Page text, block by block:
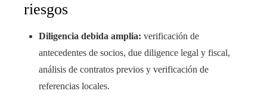
riesgos
Diligencia debida amplia: verificación de
antecedentes de socios, due diligence legal y fiscal,
análisis de contratos previos y verificación de
referencias locales.